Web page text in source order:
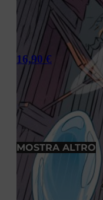
16,90€
MOSTRA ALTRO